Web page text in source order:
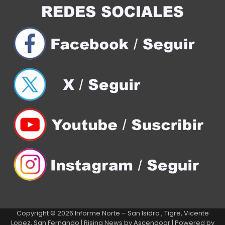
Copyright © 2026 Informe Norte – San Isidro , Tigre, Vicente
Lopez, San Fernando | Rising News byAscendoor| Powered by